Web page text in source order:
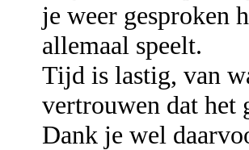
je weer gesproken
allemaal speelt.
Tijd is lastig, van
vertrouwen dat het
Dank je wel